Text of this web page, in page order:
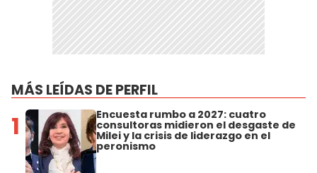
MÁS LEÍDAS DE PERFIL
1 Encuesta rumbo a 2027: cuatro
consultoras midieron el desgaste de
Milei y la crisis de liderazgo en el
peronismo